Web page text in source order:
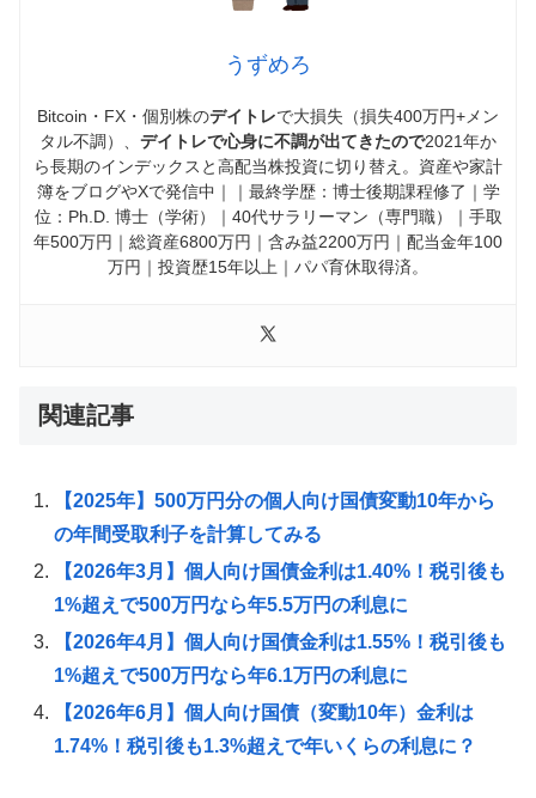
うずめろ
Bitcoin・FX・個別株のデイトレで大損失（損失400万円+メン
タル不調）、 デイトレで心身に不調が出てきたので2021年か
ら長期のインデックスと高配当株投資に切り替え。資産や家計
簿をブログやXで発信中｜｜最終学歴：博士後期課程修了｜学
位：Ph.D. 博士（学術）｜40代サラリーマン（専門職）｜手取
年500万円｜総資産6800万円｜含み益2200万円｜配当金年100
万円｜投資歴15年以上｜パパ育休取得済。
関連記事
【2025年】500万円分の個人向け国債変動10年から
の年間受取利子を計算してみる
【2026年3月】個人向け国債金利は1.40%！税引後も
1%超えで500万円なら年5.5万円の利息に
【2026年4月】個人向け国債金利は1.55%！税引後も
1%超えで500万円なら年6.1万円の利息に
【2026年6月】個人向け国債（変動10年）金利は
1.74%！税引後も1.3%超えで年いくらの利息に？